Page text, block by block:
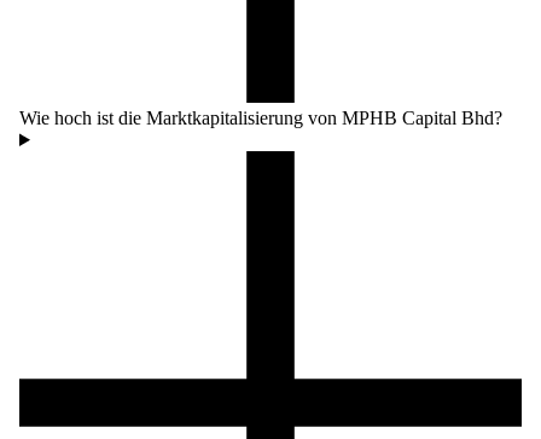
Wie hoch ist die Marktkapitalisierung von MPHB Capital Bhd?